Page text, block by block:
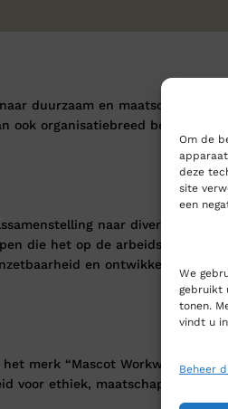
Om de
deze
site
een
We
gebruikt
tonen.
vindt u
Beheer
duurzaam en
ook organisatiebreed bezig met
naar diversiteit in
die het op de arbeidsmarkt
en ontwikkeling van
merk “Mascot Workwear”.
voor ethiek, maatschappij en